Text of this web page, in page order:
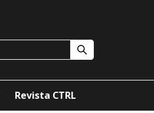
Revista CTRL